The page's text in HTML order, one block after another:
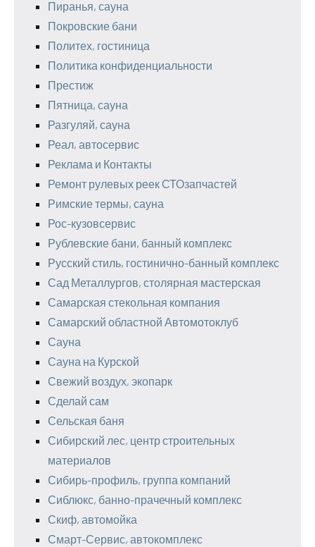
Пиранья, сауна
Покровские бани
Политех, гостиница
Политика конфиденциальности
Престиж
Пятница, сауна
Разгуляй, сауна
Реал, автосервис
Реклама и Контакты
Ремонт рулевых реек СТОзапчастей
Римские термы, сауна
Рос-кузовсервис
Рублевские бани, банный комплекс
Русский стиль, гостинично-банный комплекс
Сад Металлургов, столярная мастерская
Самарская стекольная компания
Самарский областной Автомотоклуб
Сауна
Сауна на Курской
Свежий воздух, экопарк
Сделай сам
Сельская баня
Сибирский лес, центр строительных
материалов
Сибирь-профиль, группа компаний
Сиблюкс, банно-прачечный комплекс
Скиф, автомойка
Смарт-Сервис, автокомплекс